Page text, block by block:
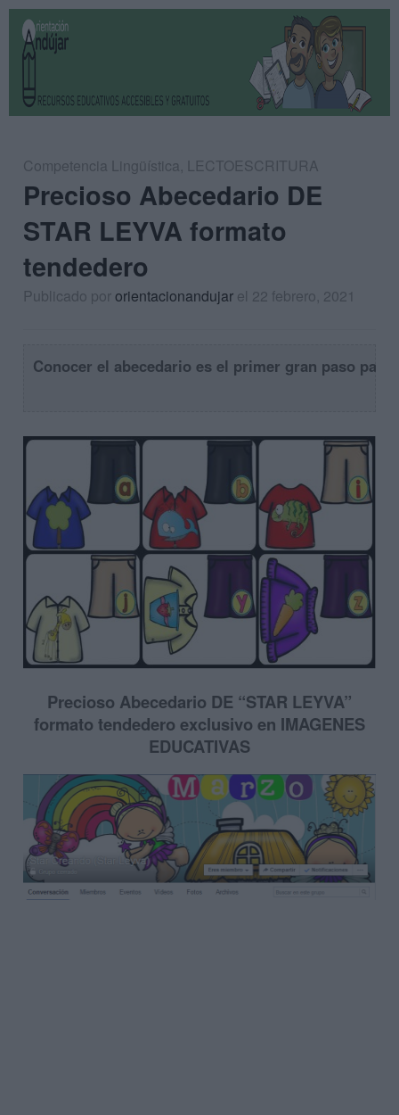
Competencia Lingüística, LECTOESCRITURA
Precioso Abecedario DE
STAR LEYVA formato
tendedero
Publicado pororientacionandujar el 22 febrero, 2021
Conocer el abecedario es el primer gran paso
Precioso Abecedario DE “STAR LEYVA”
formato tendedero exclusivo en IMAGENES
EDUCATIVAS